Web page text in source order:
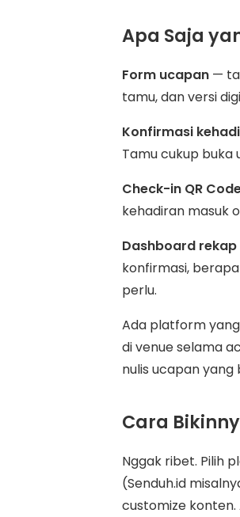
Apa Saja
Form ucapan —
tamu, dan versi
Konfirmasi
Tamu cukup buka
Check-in QR
kehadiran masuk
Dashboard rekap
konfirmasi,
perlu.
Ada platform
di venue selama
nulis ucapan yang
Cara
Nggak ribet. Pilih
(Senduh.id
customize konten.